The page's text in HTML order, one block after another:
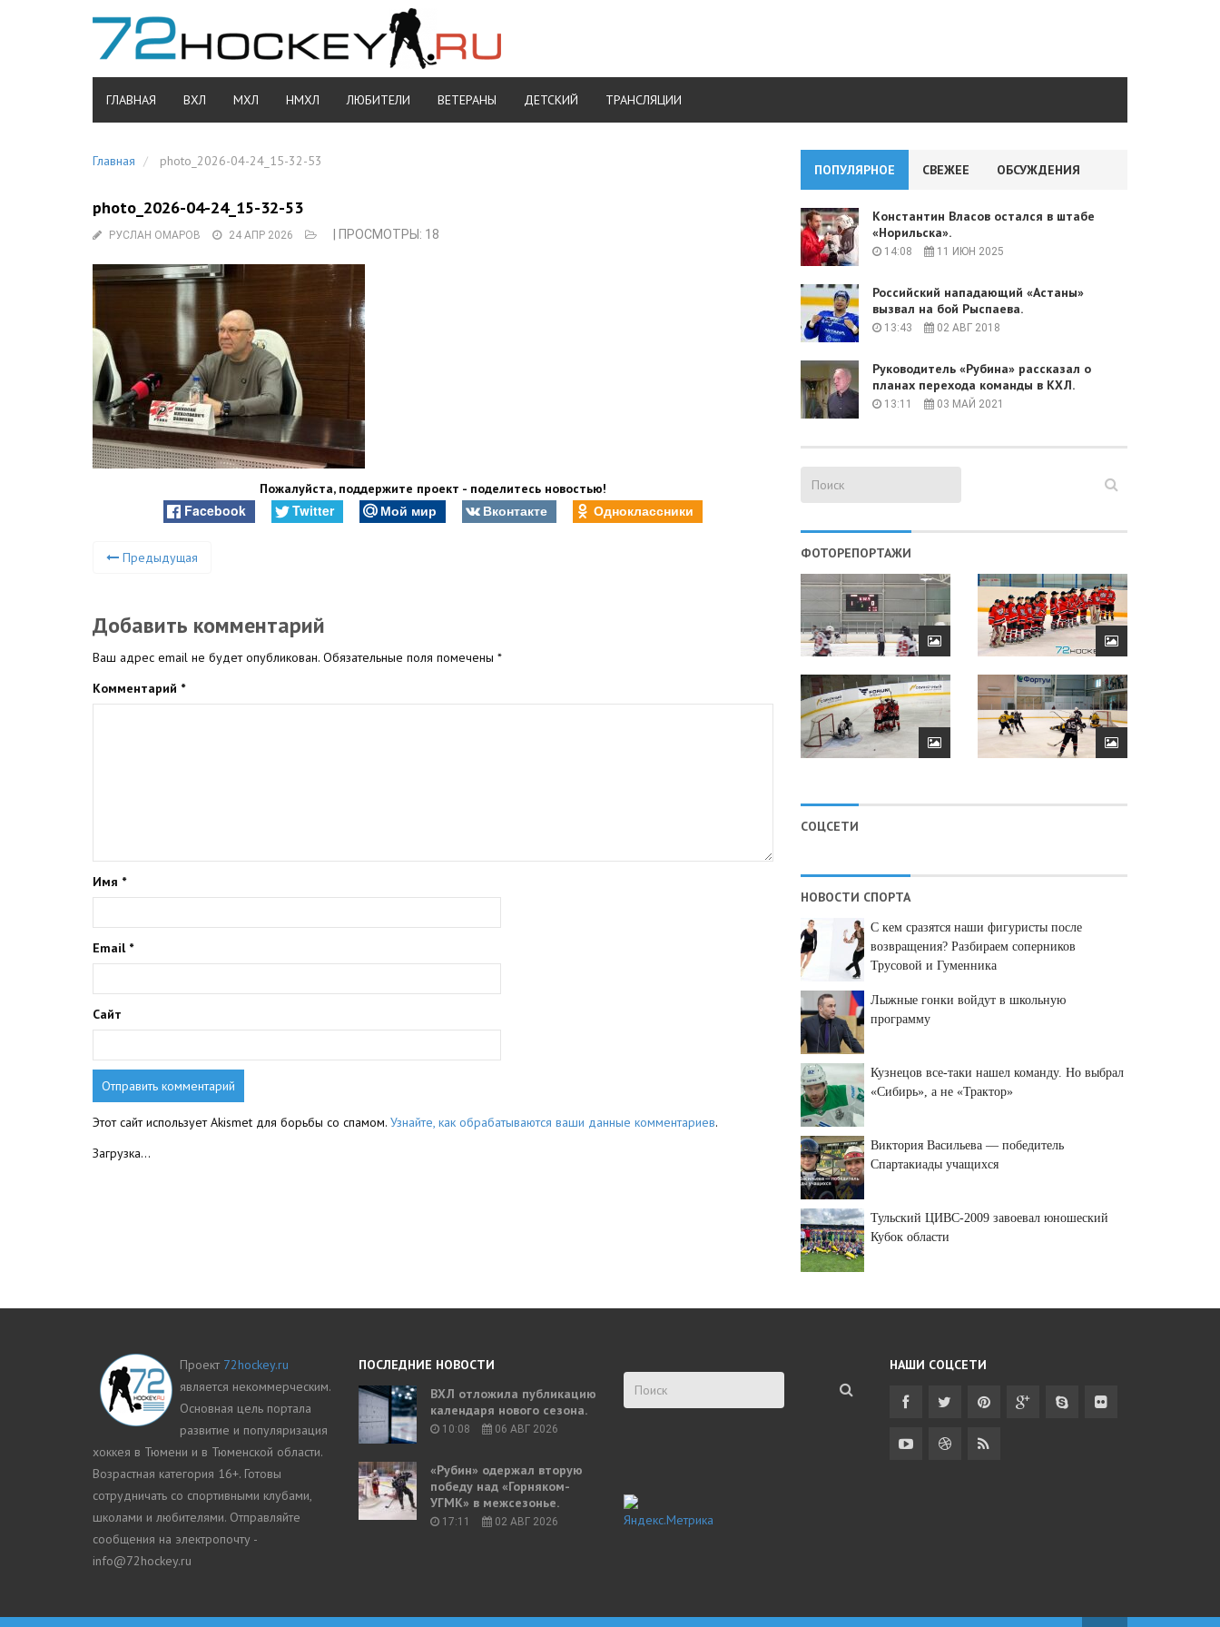
ГЛАВНАЯ ВХЛ МХЛ НМХЛ ЛЮБИТЕЛИ ВЕТЕРАНЫ ДЕТСКИЙ ТРАНСЛЯЦИИ
Главная photo_2026-04-24_15-32-53
photo_2026-04-24_15-32-53
РУСЛАН ОМАРОВ 24 АПР 2026 | ПРОСМОТРЫ: 18
Пожалуйста, поддержите проект - поделитесь новостью!
Facebook Twitter Мой мир Вконтакте Одноклассники
Предыдущая
Добавить комментарий
Ваш адрес email не будет опубликован. Обязательные поля помечены *
Комментарий *
Имя *
Email *
Сайт
Этот сайт использует Akismet для борьбы со спамом. Узнайте, как обрабатываются ваши данные комментариев.
Загрузка...
ПОПУЛЯРНОЕ СВЕЖЕЕ ОБСУЖДЕНИЯ
Константин Власов остался в штабе
«Норильска».
14:08 11 ИЮН 2025
Российский нападающий «Астаны»
вызвал на бой Рыспаева.
13:43 02 АВГ 2018
Руководитель «Рубина» рассказал о
планах перехода команды в КХЛ.
13:11 03 МАЙ 2021
ФОТОРЕПОРТАЖИ
СОЦСЕТИ
НОВОСТИ СПОРТА
С кем сразятся наши фигуристы после
возвращения? Разбираем соперников
Трусовой и Гуменника
Лыжные гонки войдут в школьную
программу
Кузнецов все-таки нашел команду. Но выбрал
«Сибирь», а не «Трактор»
Виктория Васильева — победитель
Спартакиады учащихся
Тульский ЦИВС-2009 завоевал юношеский
Кубок области
Проект 72hockey.ru
является некоммерческим.
Основная цель портала
развитие и популяризация
хоккея в Тюмени и в Тюменской области.
Возрастная категория 16+. Готовы
сотрудничать со спортивными клубами,
школами и любителями. Отправляйте
сообщения на электропочту -
info@72hockey.ru
ПОСЛЕДНИЕ НОВОСТИ
ВХЛ отложила публикацию
календаря нового сезона.
10:08 06 АВГ 2026
«Рубин» одержал вторую
победу над «Горняком-
УГМК» в межсезонье.
17:11 02 АВГ 2026
НАШИ СОЦСЕТИ